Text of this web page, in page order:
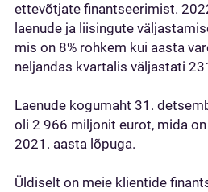
ettevõtjate finantseerimist.
laenude ja liisingute
mis on 8% rohkem kui aasta
neljandas kvartalis väljastati
Laenude kogumaht 31.
oli 2 966 miljonit eurot, mida
2021. aasta lõpuga.
Üldiselt on meie klientide